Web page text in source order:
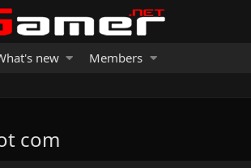
new Members
com